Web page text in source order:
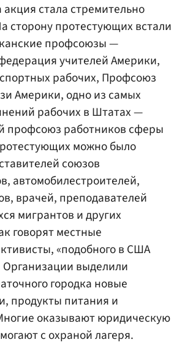
акция стала стремительно
сторону протестующих встали
профсоюзы —
учителей Америки,
рабочих, Профсоюз
Америки, одно из самых
рабочих в Штатах —
профсоюз работников сферы
можно было
союзов
автомобилестроителей,
врачей, преподавателей
мигрантов и других
говорят местные
«подобного в США
Организации выделили
городка новые
продукты питания и
оказывают юридическую
с охраной лагеря.